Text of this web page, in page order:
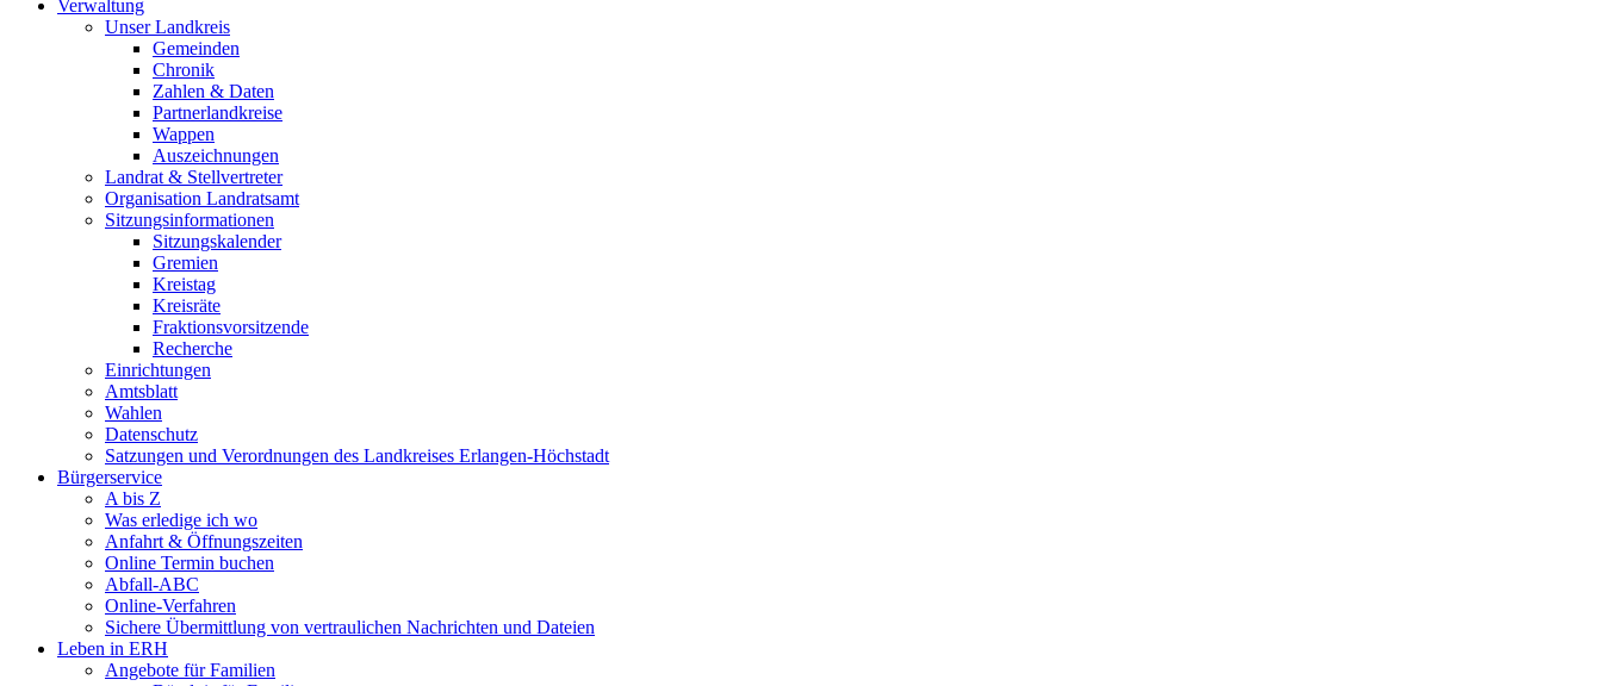
Verwaltung
Unser Landkreis
Gemeinden
Chronik
Zahlen & Daten
Partnerlandkreise
Wappen
Auszeichnungen
Landrat & Stellvertreter
Organisation Landratsamt
Sitzungsinformationen
Sitzungskalender
Gremien
Kreistag
Kreisräte
Fraktionsvorsitzende
Recherche
Einrichtungen
Amtsblatt
Wahlen
Datenschutz
Satzungen und Verordnungen des Landkreises Erlangen-Höchstadt
Bürgerservice
A bis Z
Was erledige ich wo
Anfahrt & Öffnungszeiten
Online Termin buchen
Abfall-ABC
Online-Verfahren
Sichere Übermittlung von vertraulichen Nachrichten und Dateien
Leben in ERH
Angebote für Familien